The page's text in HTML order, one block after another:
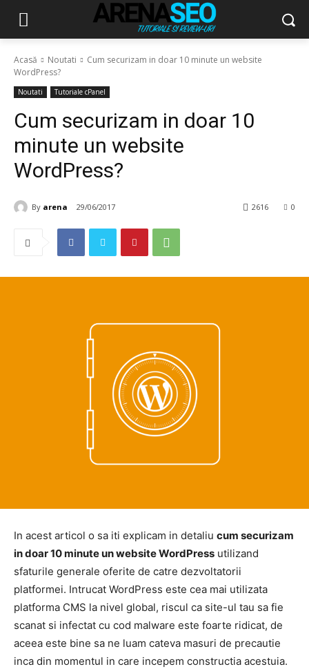
Acasă Noutati
Cum securizam in doar 10 minute un website
WordPress?
Noutati Tutoriale cPanel
Cum securizam in doar 10
minute un website
WordPress?
By arena 29/06/2017 0
2616
In acest articol o sa iti explicam in detaliu cum securizam
in doar 10 minute un website WordPress utilizand
sfaturile generale oferite de catre dezvoltatorii
platformei. Intrucat WordPress este cea mai utilizata
platforma CMS la nivel global, riscul ca site-ul tau sa fie
scanat si infectat cu cod malware este foarte ridicat, de
aceea este bine sa ne luam cateva masuri de precautie
inca din momentul in care incepem constructia acestuia.